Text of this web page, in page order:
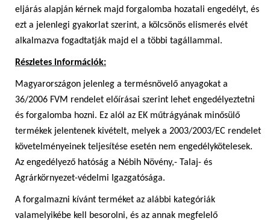
eljárás alapján kérnek majd forgalomba hozatali engedélyt, és
ezt a jelenlegi gyakorlat szerint, a kölcsönös elismerés elvét
alkalmazva fogadtatják majd el a többi tagállammal.
Részletes információk:
Magyarországon jelenleg a termésnövelő anyagokat a
36/2006 FVM rendelet előírásai szerint lehet engedélyeztetni
és forgalomba hozni. Ez alól az EK műtrágyának minősülő
termékek jelentenek kivételt, melyek a 2003/2003/EC rendelet
követelményeinek teljesítése esetén nem engedélykötelesek.
Az engedélyező hatóság a Nébih Növény,- Talaj- és
Agrárkörnyezet-védelmi Igazgatósága.
A forgalmazni kívánt terméket az alábbi kategóriák
valamelyikébe kell besorolni, és az annak megfelelő